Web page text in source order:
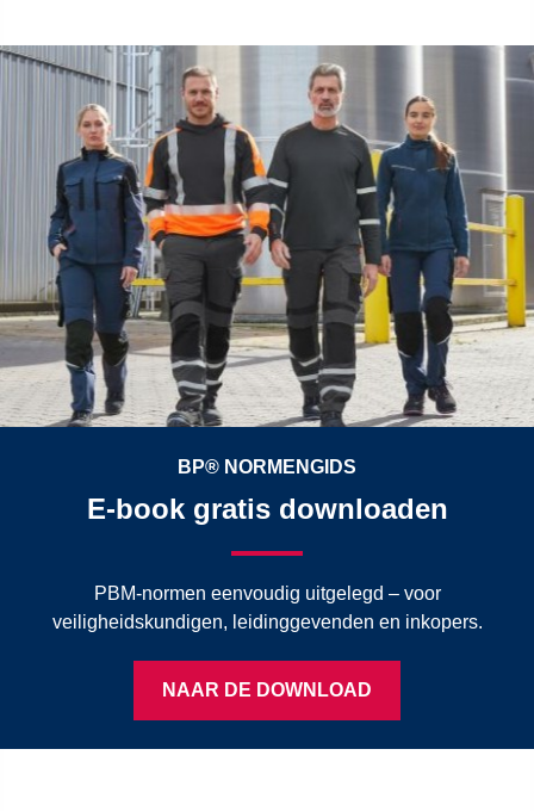
BP® NORMENGIDS
E-book gratis downloaden
PBM-normen eenvoudig uitgelegd – voor
veiligheidskundigen, leidinggevenden en inkopers.
NAAR DE DOWNLOAD